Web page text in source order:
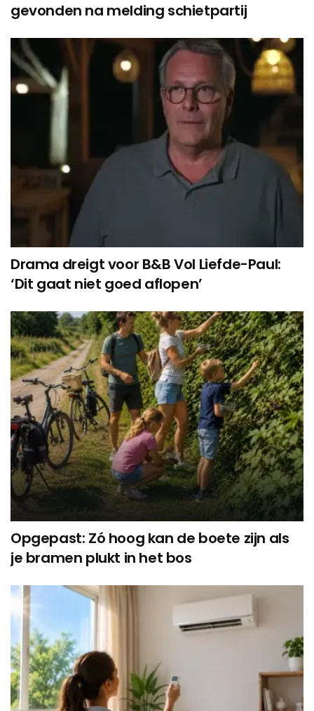
gevonden na melding schietpartij
Drama dreigt voor B&B Vol Liefde-Paul:
‘Dit gaat niet goed aflopen’
Opgepast: Zó hoog kan de boete zijn als
je bramen plukt in het bos